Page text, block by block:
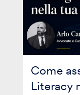
Come
Literacy
Literacy
nella
tua
organizzazione?